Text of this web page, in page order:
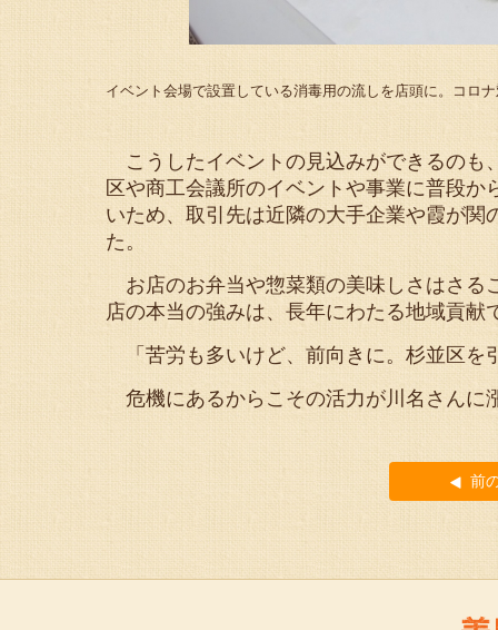
イベント会場で設置している消毒用の流しを店頭に。コロ
こうしたイベントの見込みができるのも
区や商工会議所のイベントや事業に普段
いため、取引先は近隣の大手企業や霞が
た。
お店のお弁当や惣菜類の美味しさはさる
店の本当の強みは、長年にわたる地域貢献
「苦労も多いけど、前向きに。杉並区を
危機にあるからこその活力が川名さんに
前